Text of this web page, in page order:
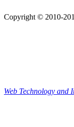
Copyright © 2010-
Web Technology and